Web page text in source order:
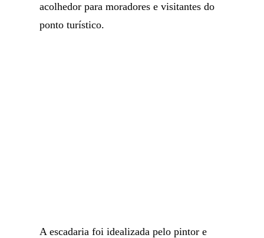
acolhedor para moradores e visitantes do
ponto turístico.
A escadaria foi idealizada pelo pintor e